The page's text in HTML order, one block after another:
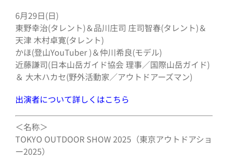
6月29日(日)
東野幸治(タレント)＆品川庄司 庄司智春(タレント)＆
天津 木村卓寛(タレント)
かほ(登山YouTuber )＆仲川希良(モデル)
近藤謙司(日本山岳ガイド協会 理事／国際山岳ガイド)
＆ 大木ハカセ(野外活動家／アウトドアーズマン)
出演者について詳しくはこちら
＜名称＞
TOKYO OUTDOOR SHOW 2025（東京アウトドアショ
ー2025）